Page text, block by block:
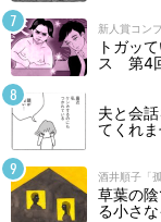
新人賞コン
トガッ
ス 第4
夫と会
てくれ
酒井順子「
草葉の
る小さな